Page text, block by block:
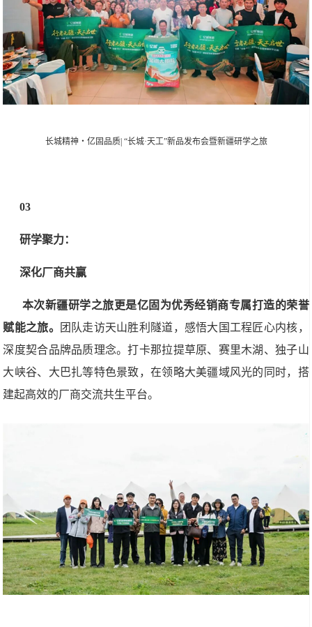
长城精神・亿固品质| “长城·天工”新品发布会暨新疆研学之旅
03
研学聚力：
深化厂商共赢
本次新疆研学之旅更是亿固为优秀经销商专属打造的荣誉
赋能之旅。
团队走访天山胜利隧道，感悟大国工程匠心内核，
深度契合品牌品质理念。打卡那拉提草原、赛里木湖、独子山
大峡谷、大巴扎等特色景致，在领略大美疆域风光的同时，搭
建起高效的厂商交流共生平台。